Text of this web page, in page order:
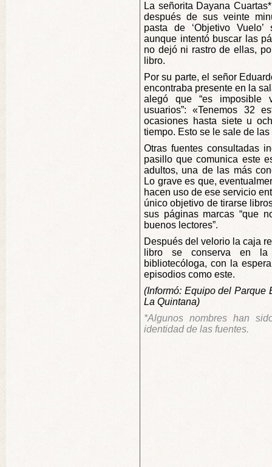
La señorita Dayana
después de sus veinte
pasta de ‘Objetivo
aunque intentó buscar las
no dejó ni rastro de ellas,
libro.
Por su parte, el señor
encontraba presente en la
alegó que “es
usuarios”: «Tenemos 32
ocasiones hasta siete u
tiempo. Esto se le sale de
Otras fuentes consultadas
pasillo que comunica este
adultos, una de las más
Lo grave es que,
hacen uso de ese servicio
único objetivo de tirarse
sus páginas marcas “que
buenos lectores”.
Después del velorio la caja
libro se conserva en
bibliotecóloga, con la
episodios como este.
(Informó: Equipo del Parque
La Quintana)
*Algunos nombres han
identidad de las fuentes.